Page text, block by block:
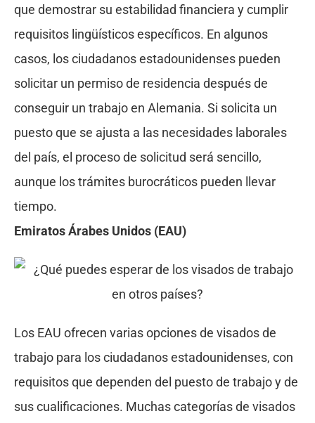
que demostrar su estabilidad financiera y cumplir
requisitos lingüísticos específicos. En algunos
casos, los ciudadanos estadounidenses pueden
solicitar un permiso de residencia después de
conseguir un trabajo en Alemania. Si solicita un
puesto que se ajusta a las necesidades laborales
del país, el proceso de solicitud será sencillo,
aunque los trámites burocráticos pueden llevar
tiempo.
Emiratos Árabes Unidos (EAU)
Los EAU ofrecen varias opciones de visados de
trabajo para los ciudadanos estadounidenses, con
requisitos que dependen del puesto de trabajo y de
sus cualificaciones. Muchas categorías de visados